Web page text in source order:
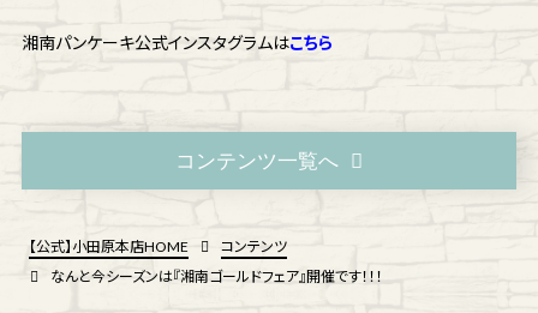
湘南パンケーキ公式インスタグラムはこちら
コンテンツ一覧へ
【公式】小田原本店HOME
コンテンツ
なんと今シーズンは『湘南ゴールドフェア』開催です！！！